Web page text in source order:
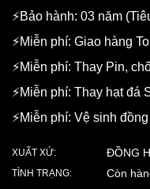
⚡️Bảo hành: 03 năm
⚡️Miễn phí: Giao hàng
⚡️Miễn phí: Thay Pin,
⚡️Miễn phí: Thay hạt
⚡️Miễn phí: Vệ sinh
XUẤT XỨ: ĐỒNG
TÌNH TRẠNG: Còn